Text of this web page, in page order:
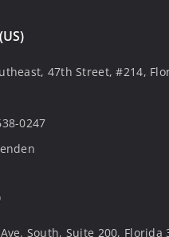
47th Street, #214,
0247
South, Suite 200, Florida